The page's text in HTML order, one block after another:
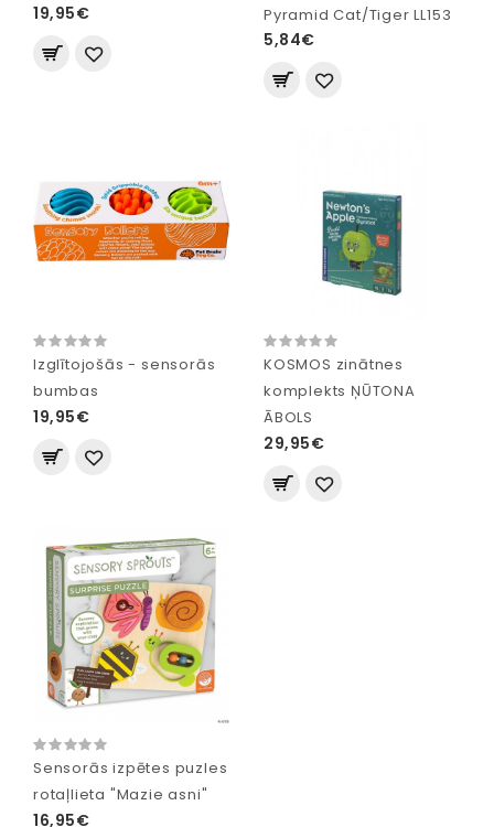
19,95€
Pyramid Cat/Tiger LL153
5,84€
Izglītojošās - sensorās
bumbas
19,95€
KOSMOS zinātnes
komplekts ŅŪTONA
ĀBOLS
29,95€
Sensorās izpētes puzles
rotaļlieta "Mazie asni"
16,95€